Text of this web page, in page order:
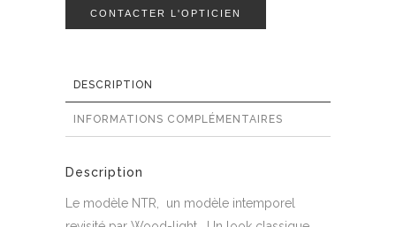
CONTACTER L'OPTICIEN
DESCRIPTION
INFORMATIONS COMPLÉMENTAIRES
Description
Le modèle NTR, un modèle intemporel